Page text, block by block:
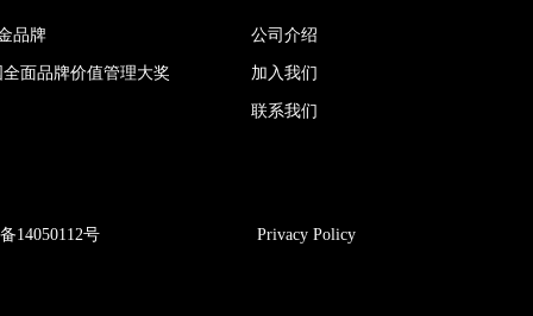
品牌
面品牌价值管理大奖
公司介绍
加入我们
联系我们
Privacy Policy
14050112号